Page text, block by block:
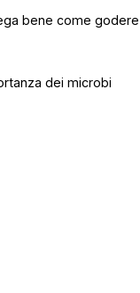
bene come godere
dei microbi